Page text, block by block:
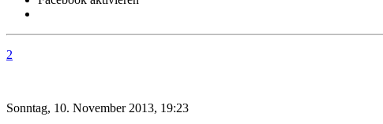
2
Sonntag, 10. November 2013, 19:23